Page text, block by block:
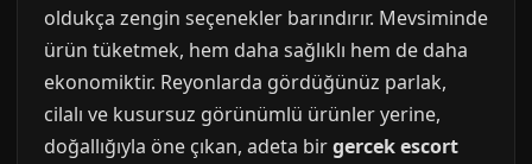
oldukça zengin seçenekler barındırır. Mevsiminde
ürün tüketmek, hem daha sağlıklı hem de daha
ekonomiktir. Reyonlarda gördüğünüz parlak,
cilalı ve kusursuz görünümlü ürünler yerine,
doğallığıyla öne çıkan, adeta birgercek escort